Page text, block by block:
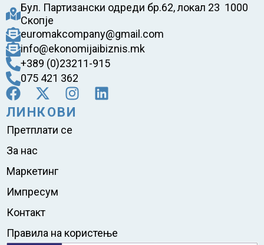
Бул. Партизански одреди бр.62, локал 23 1000
Скопје
euromakcompany@gmail.com
info@ekonomijaibiznis.mk
+389 (0)23211-915
075 421 362
ЛИНКОВИ
Претплати се
За нас
Маркетинг
Импресум
Контакт
Правила на користење